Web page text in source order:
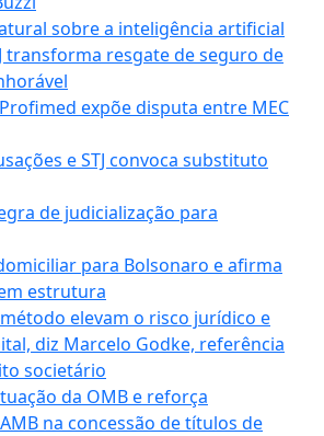
sobre a inteligência artificial
transforma resgate de seguro de
expõe disputa entre MEC
e STJ convoca substituto
de judicialização para
para Bolsonaro e afirma
estrutura
elevam o risco jurídico e
diz Marcelo Godke, referência
societário
da OMB e reforça
na concessão de títulos de